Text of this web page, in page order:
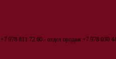
+7 978 811 72 60 - отдел продаж +7 978 030